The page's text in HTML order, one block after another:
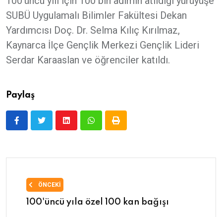
SUBÜ Uygulamalı Bilimler Fakültesi Dekan
Yardımcısı Doç. Dr. Selma Kılıç Kırılmaz,
Kaynarca İlçe Gençlik Merkezi Gençlik Lideri
Serdar Karaaslan ve öğrenciler katıldı.
Paylaş
ÖNCEKI
100'üncü yıla özel 100 kan bağışı